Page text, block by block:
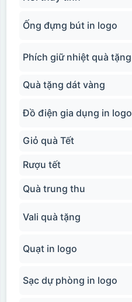
Ống đựng bút in logo
Phích giữ nhiệt quà tặng
Quà tặng dát vàng
Đồ điện gia dụng in logo
Giỏ quà Tết
Rượu tết
Quà trung thu
Vali quà tặng
Quạt in logo
Sạc dự phòng in logo